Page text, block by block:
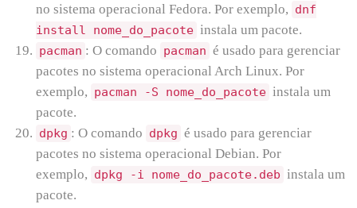
no sistema operacional Fedora. Por exemplo, dnf
install nome_do_pacote instala um pacote.
pacman : O comando pacman é usado para gerenciar
pacotes no sistema operacional Arch Linux. Por
exemplo, pacman -S nome_do_pacote instala um
pacote.
dpkg : O comando dpkg é usado para gerenciar
pacotes no sistema operacional Debian. Por
exemplo, dpkg -i nome_do_pacote.deb instala um
pacote.